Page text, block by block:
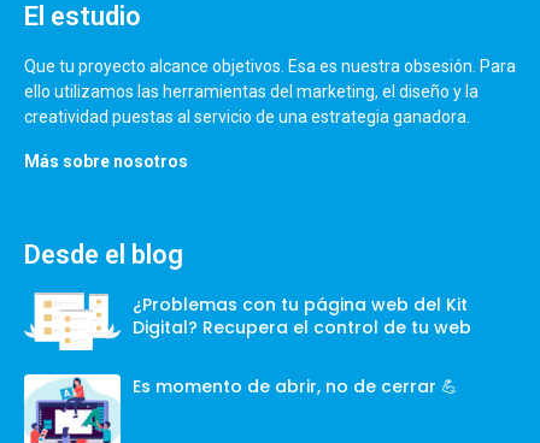
El estudio
Que tu proyecto alcance objetivos. Esa es nuestra obsesión. Para
ello utilizamos las herramientas del marketing, el diseño y la
creatividad puestas al servicio de una estrategia ganadora.
Más sobre nosotros
Desde el blog
¿Problemas con tu página web del Kit
Digital? Recupera el control de tu web
Es momento de abrir, no de cerrar 💪